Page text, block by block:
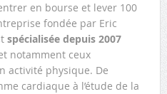
en bourse et lever 100
fondée par Eric
spécialisée depuis 2007
notamment ceux
activité physique. De
cardiaque à l’étude de la